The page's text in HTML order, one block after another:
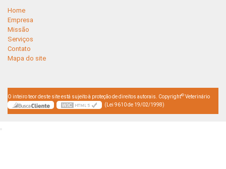
Home
Empresa
Missão
Serviços
Contato
Mapa do site
O inteiro teor deste site está sujeito à proteção de direitos autorais. Copyright© Veterinário
(Lei 9610 de 19/02/1998)